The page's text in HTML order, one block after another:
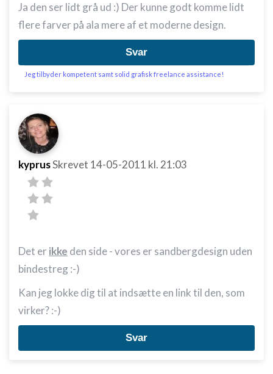
Ja den ser lidt grå ud :) Der kunne godt komme lidt
flere farver på ala mere af et moderne design.
Svar
Jeg tilbyder kompetent samt solid grafisk freelance assistance!
kyprusSkrevet 14-05-2011 kl. 21:03
Det er ikke den side - vores er sandbergdesign uden
bindestreg :-)
Kan jeg lokke dig til at indsætte en link til den, som
virker? :-)
Svar